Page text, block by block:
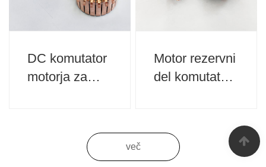
DC komutator
motorja za
Motor rezervni
del komutator
aparate
več